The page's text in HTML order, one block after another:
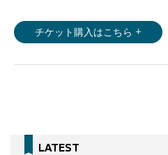
チケット購入はこちら +
LATEST